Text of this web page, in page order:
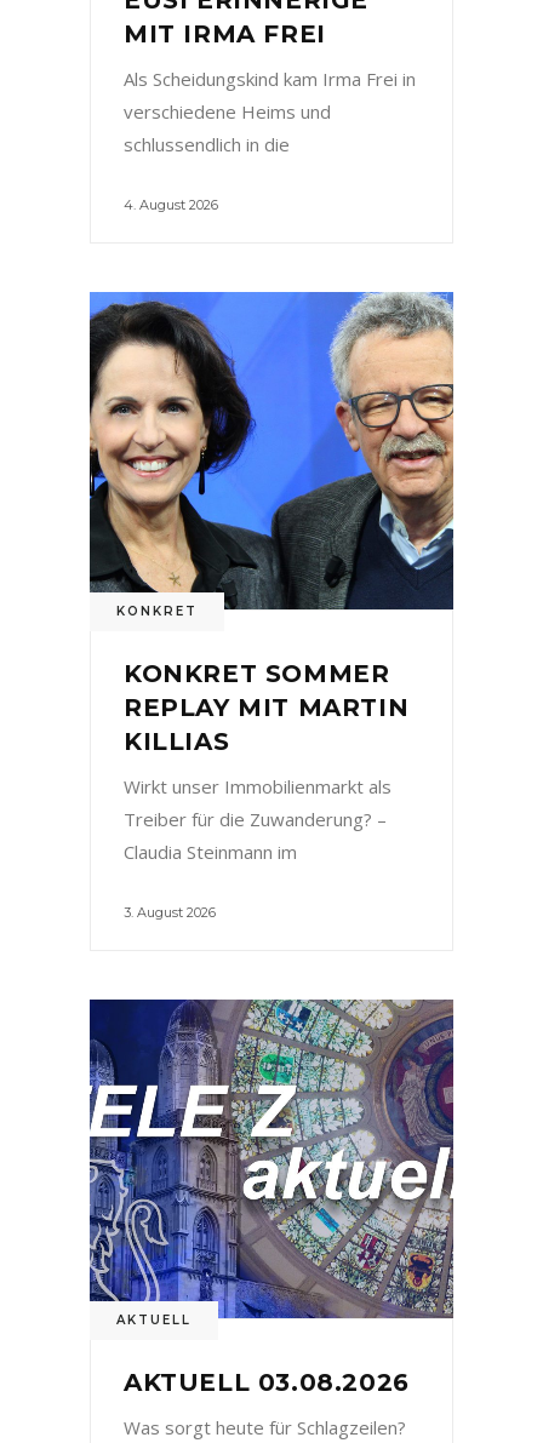
MIT IRMA FREI
Als Scheidungskind kam Irma Frei in
verschiedene Heims und
schlussendlich in die
4. August 2026
KONKRET
KONKRET SOMMER
REPLAY MIT MARTIN
KILLIAS
Wirkt unser Immobilienmarkt als
Treiber für die Zuwanderung? –
Claudia Steinmann im
3. August 2026
AKTUELL
AKTUELL 03.08.2026
Was sorgt heute für Schlagzeilen?